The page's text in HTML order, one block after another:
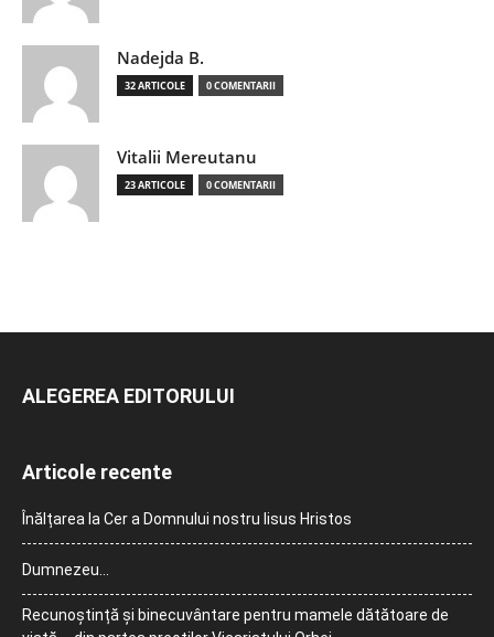
Nadejda B.
32 ARTICOLE 0 COMENTARII
Vitalii Mereutanu
23 ARTICOLE 0 COMENTARII
ALEGEREA EDITORULUI
Articole recente
Înălțarea la Cer a Domnului nostru Iisus Hristos
Dumnezeu…
Recunoștință și binecuvântare pentru mamele dătătoare de